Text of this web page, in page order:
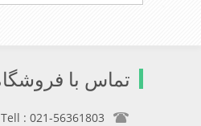
تماس با
Tell : 021-56361803